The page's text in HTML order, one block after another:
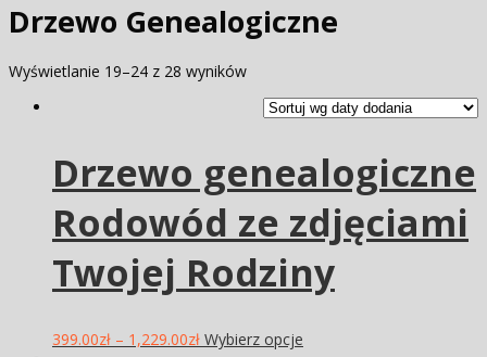
Drzewo Genealogiczne
Wyświetlanie 19–24 z 28 wyników
Drzewo genealogiczne
Rodowód ze zdjęciami
Twojej Rodziny
399.00zł – 1,229.00zł Wybierz opcje